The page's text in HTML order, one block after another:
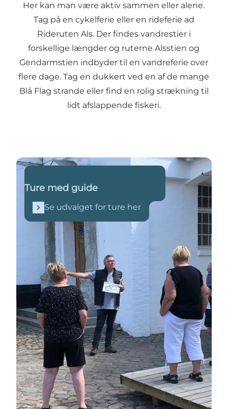
Her kan man være aktiv sammen eller alene.
Tag på en cykelferie eller en rideferie ad
Rideruten Als. Der findes vandrestier i
forskellige længder og ruterne Alsstien og
Gendarmstien indbyder til en vandreferie over
flere dage. Tag en dukkert ved en af de mange
Blå Flag strande eller find en rolig strækning til
lidt afslappende fiskeri.
Se udvalget for ture her
Ture med guide
Se udvalget for ture her